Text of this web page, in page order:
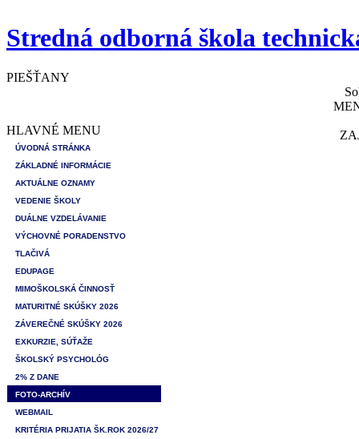
Stredná odborná škola
PIEŠŤANY
HLAVNÉ MENU
ÚVODNÁ STRÁNKA
ZÁKLADNÉ INFORMÁCIE
AKTUÁLNE OZNAMY
VEDENIE ŠKOLY
DUÁLNE VZDELÁVANIE
VÝCHOVNÉ PORADENSTVO
TLAČIVÁ
EDUPAGE
MIMOŠKOLSKÁ ČINNOSŤ
MATURITNÉ SKÚŠKY 2026
ZÁVEREČNÉ SKÚŠKY 2026
EXKURZIE, SÚŤAŽE
ŠKOLSKÝ PSYCHOLÓG
2% Z DANE
FOTO-ARCHÍV
WEBMAIL
KRITÉRIA PRIJATIA ŠK.ROK 2026/27